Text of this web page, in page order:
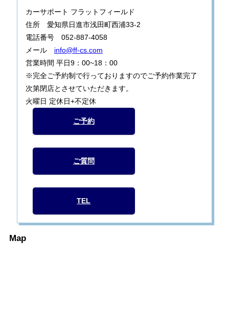
カーサポート フラットフィールド
住所 愛知県日進市浅田町西浦33-2
電話番号 052-887-4058
メール info@ff-cs.com
営業時間 平日9：00~18：00
※完全ご予約制で行っておりますのでご予約作業完了
次第閉店とさせていただきます。
火曜日 定休日+不定休
ご予約
ご質問
TEL
Map